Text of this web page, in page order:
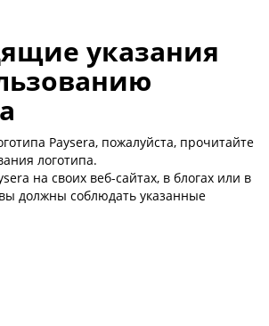
указания
Paysera, пожалуйста, прочитайте
логотипа.
на своих веб-сайтах, в блогах или в
должны соблюдать указанные